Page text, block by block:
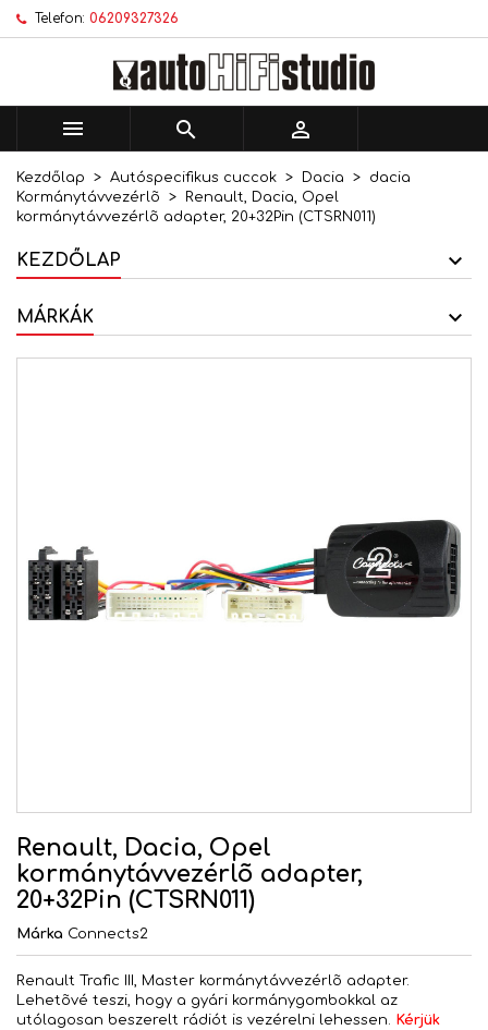
Telefon: 06209327326
  
Kezdőlap Autóspecifikus cuccok Dacia
dacia
Kormánytávvezérlõ
Renault, Dacia, Opel
kormánytávvezérlõ adapter, 20+32Pin (CTSRN011)
KEZDŐLAP
MÁRKÁK
Renault, Dacia, Opel
kormánytávvezérlõ adapter,
20+32Pin (CTSRN011)
Márka Connects2
Renault Trafic III, Master kormánytávvezérlõ adapter.
Lehetõvé teszi, hogy a gyári kormánygombokkal az
utólagosan beszerelt rádiót is vezérelni lehessen. Kérjük
Kívánságlistáim ×
Új lista létrehozása
Kívánságlista létrehozása ×
Kívánságlista neve
Mégsem Kívánságlista létrehozása
Bejelentkezés ×
történő mentéséhez.
Mégsem Bejelentkezés